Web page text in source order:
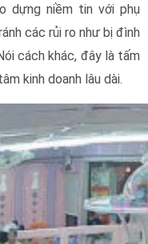
dựng niềm tin với phụ
các rủi ro như bị đình
cách khác, đây là tấm
kinh doanh lâu dài.